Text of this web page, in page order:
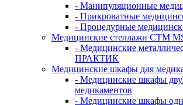
- Манипуляционные
- Прикроватные
- Процедурные
Медицинские стеллажи CTM
- Медицинские
ПРАКТИК
Медицинские шкафы для
- Медицинские шкафы
медикаментов
- Медицинские шкафы